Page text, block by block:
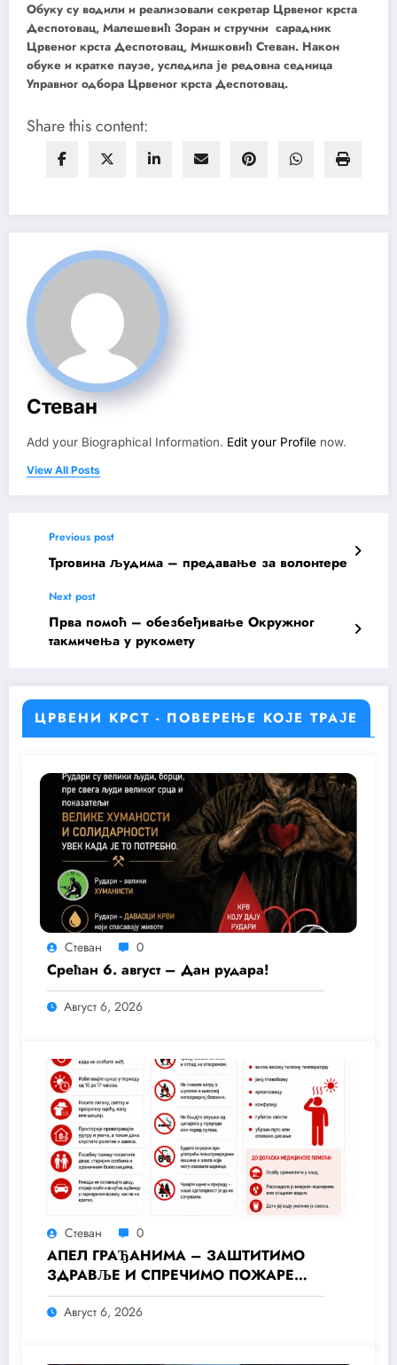
Обуку су водили и реализовали секретар Црвеног крста
Деспотовац, Малешевић Зоран и стручни сарадник
Црвеног крста Деспотовац, Мишковић Стеван. Након
обуке и кратке паузе, уследила је редовна седница
Управног одбора Црвеног крста Деспотовац.
Share this content:
Стеван
Add your Biographical Information. Edit your Profile now.
View All Posts
Previous post
Трговина људима – предавање за волонтере
Next post
Прва помоћ – обезбеђивање Окружног
такмичења у рукомету
ЦРВЕНИ КРСТ - ПОВЕРЕЊЕ КОЈЕ ТРАЈЕ
Стеван 0
Срећан 6. август – Дан рудара!
Август 6, 2026
Стеван 0
АПЕЛ ГРАЂАНИМА – ЗАШТИТИМО
ЗДРАВЉЕ И СПРЕЧИМО ПОЖАРЕ
ТОКОМ ТОПЛОТНОГ ТАЛАСА
Август 6, 2026